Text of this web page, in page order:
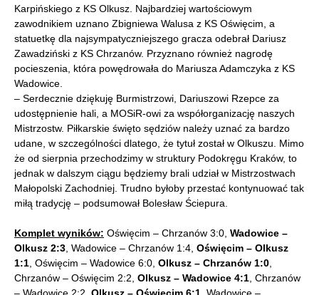
Karpińskiego z KS Olkusz. Najbardziej wartościowym
zawodnikiem uznano Zbigniewa Walusa z KS Oświęcim, a
statuetkę dla najsympatyczniejszego gracza odebrał Dariusz
Zawadziński z KS Chrzanów. Przyznano również nagrodę
pocieszenia, która powędrowała do Mariusza Adamczyka z KS
Wadowice.
– Serdecznie dziękuję Burmistrzowi, Dariuszowi Rzepce za
udostępnienie hali, a MOSiR-owi za współorganizację naszych
Mistrzostw. Piłkarskie święto sędziów należy uznać za bardzo
udane, w szczególności dlatego, że tytuł został w Olkuszu. Mimo
że od sierpnia przechodzimy w struktury Podokręgu Kraków, to
jednak w dalszym ciągu będziemy brali udział w Mistrzostwach
Małopolski Zachodniej. Trudno byłoby przestać kontynuować tak
miłą tradycję – podsumował Bolesław Ściepura.
Komplet wyników: Oświęcim – Chrzanów 3:0, Wadowice –
Olkusz 2:3 , Wadowice – Chrzanów 1:4, Oświęcim – Olkusz
1:1 , Oświęcim – Wadowice 6:0, Olkusz – Chrzanów 1:0
Chrzanów – Oświęcim 2:2, Olkusz – Wadowice 4:1 , Chrzanów